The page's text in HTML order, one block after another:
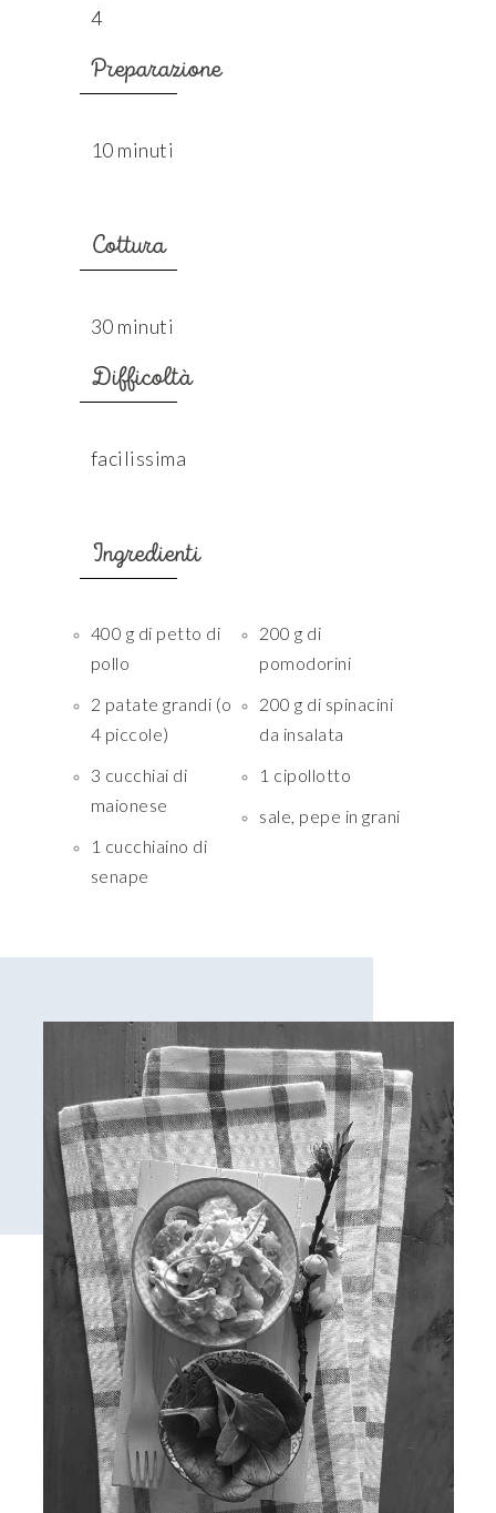
4
Preparazione
10 minuti
Cottura
30 minuti
Difficoltà
facilissima
Ingredienti
400 g di petto di
pollo
2 patate grandi (o
4 piccole)
3 cucchiai di
maionese
1 cucchiaino di
senape
200 g di
pomodorini
200 g di spinacini
da insalata
1 cipollotto
sale, pepe in grani